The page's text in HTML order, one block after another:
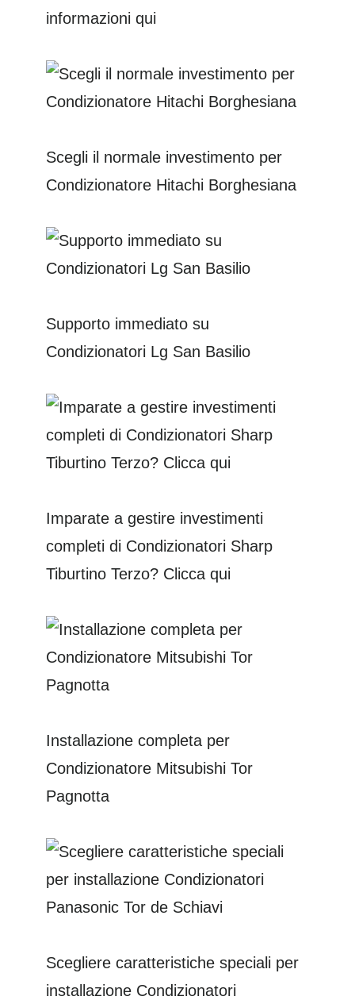
informazioni qui
Scegli il normale investimento per
Condizionatore Hitachi Borghesiana
Supporto immediato su
Condizionatori Lg San Basilio
Imparate a gestire investimenti
completi di Condizionatori Sharp
Tiburtino Terzo? Clicca qui
Installazione completa per
Condizionatore Mitsubishi Tor
Pagnotta
Scegliere caratteristiche speciali per
installazione Condizionatori